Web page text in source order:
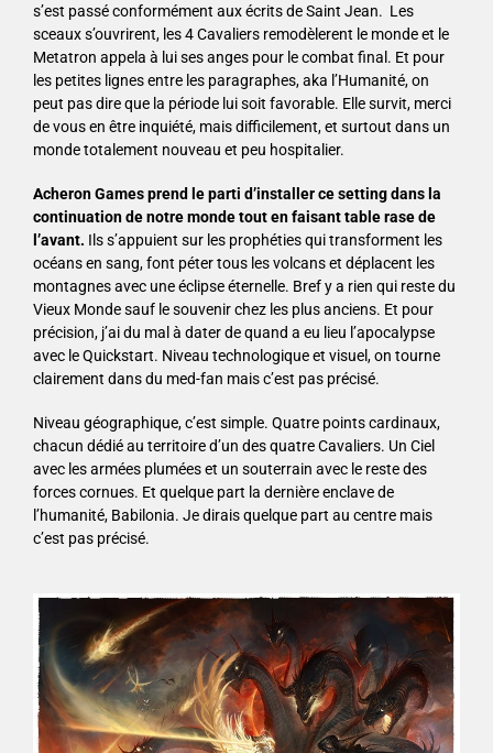
s’est passé conformément aux écrits de Saint Jean. Les
sceaux s’ouvrirent, les 4 Cavaliers remodèlerent le monde et le
Metatron appela à lui ses anges pour le combat final. Et pour
les petites lignes entre les paragraphes, aka l’Humanité, on
peut pas dire que la période lui soit favorable. Elle survit, merci
de vous en être inquiété, mais difficilement, et surtout dans un
monde totalement nouveau et peu hospitalier.
Acheron Games prend le parti d’installer ce setting dans la
continuation de notre monde tout en faisant table rase de
l’avant. Ils s’appuient sur les prophéties qui transforment les
océans en sang, font péter tous les volcans et déplacent les
montagnes avec une éclipse éternelle. Bref y a rien qui reste du
Vieux Monde sauf le souvenir chez les plus anciens. Et pour
précision, j’ai du mal à dater de quand a eu lieu l’apocalypse
avec le Quickstart. Niveau technologique et visuel, on tourne
clairement dans du med-fan mais c’est pas précisé.
Niveau géographique, c’est simple. Quatre points cardinaux,
chacun dédié au territoire d’un des quatre Cavaliers. Un Ciel
avec les armées plumées et un souterrain avec le reste des
forces cornues. Et quelque part la dernière enclave de
l’humanité, Babilonia. Je dirais quelque part au centre mais
c’est pas précisé.